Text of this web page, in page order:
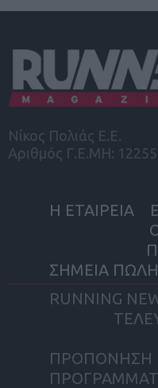
Νίκος Πολιάς Ε.Ε.
Αριθμός Γ.Ε.ΜΗ:
Η ΕΤΑΙΡΕΙΑ
ΣΗΜΕΙΑ
RUNNING
ΠΡΟΠΟΝΗΣΗ